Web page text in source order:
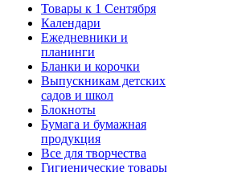
Товары к 1 Сентября
Календари
Ежедневники и
планинги
Бланки и корочки
Выпускникам детских
садов и школ
Блокноты
Бумага и бумажная
продукция
Все для творчества
Гигиенические товары